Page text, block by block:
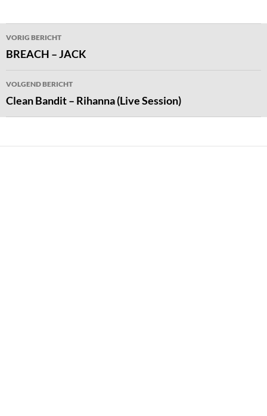
Bericht
navigatie
VORIG BERICHT
BREACH – JACK
VOLGEND BERICHT
Clean Bandit – Rihanna (Live Session)